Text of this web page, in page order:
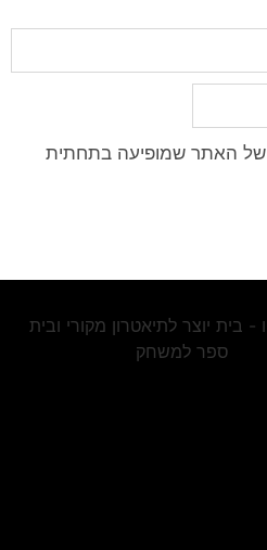
של האתר שמופיעה בתחתית